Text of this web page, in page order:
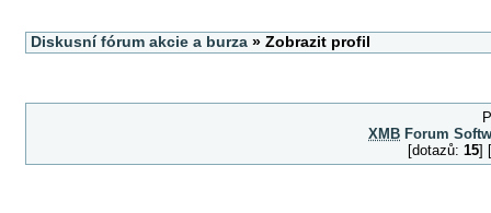
Diskusní fórum akcie a burza» Zobrazit profil
XMB Forum
[dotazů: 15]